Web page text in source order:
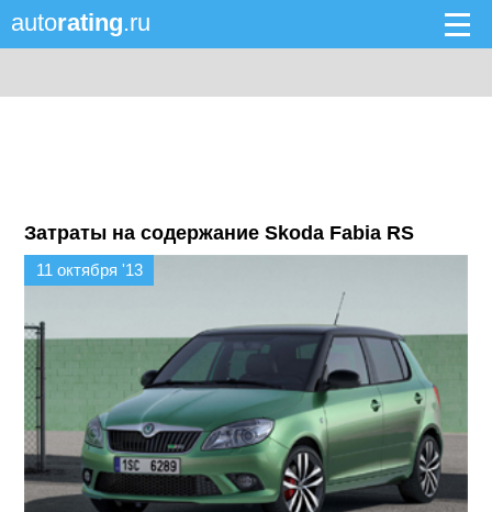
autorating.ru
Затраты на содержание Skoda Fabia RS
11 октября '13